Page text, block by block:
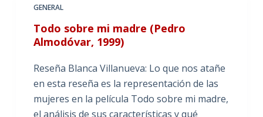
GENERAL
Todo sobre mi madre (Pedro
Almodóvar, 1999)
Reseña Blanca Villanueva: Lo que nos atañe
en esta reseña es la representación de las
mujeres en la película Todo sobre mi madre,
el análisis de sus características y qué